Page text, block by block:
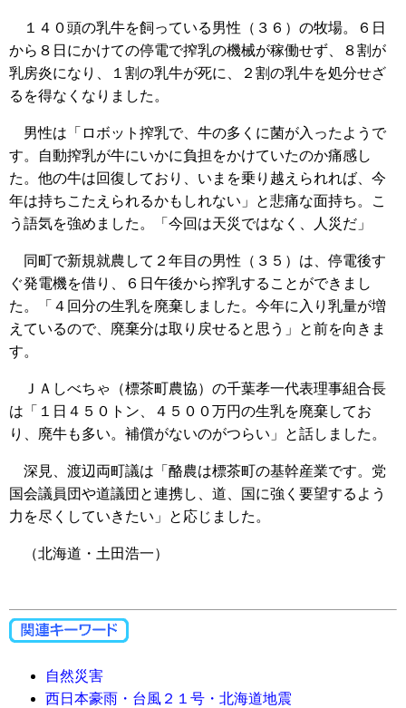
１４０頭の乳牛を飼っている男性（３６）の牧場。６日
から８日にかけての停電で搾乳の機械が稼働せず、８割が
乳房炎になり、１割の乳牛が死に、２割の乳牛を処分せざ
るを得なくなりました。
男性は「ロボット搾乳で、牛の多くに菌が入ったようで
す。自動搾乳が牛にいかに負担をかけていたのか痛感し
た。他の牛は回復しており、いまを乗り越えられれば、今
年は持ちこたえられるかもしれない」と悲痛な面持ち。こ
う語気を強めました。「今回は天災ではなく、人災だ」
同町で新規就農して２年目の男性（３５）は、停電後す
ぐ発電機を借り、６日午後から搾乳することができまし
た。「４回分の生乳を廃棄しました。今年に入り乳量が増
えているので、廃棄分は取り戻せると思う」と前を向きま
す。
ＪＡしべちゃ（標茶町農協）の千葉孝一代表理事組合長
は「１日４５０トン、４５００万円の生乳を廃棄してお
り、廃牛も多い。補償がないのがつらい」と話しました。
深見、渡辺両町議は「酪農は標茶町の基幹産業です。党
国会議員団や道議団と連携し、道、国に強く要望するよう
力を尽くしていきたい」と応じました。
（北海道・土田浩一）
自然災害
西日本豪雨・台風２１号・北海道地震